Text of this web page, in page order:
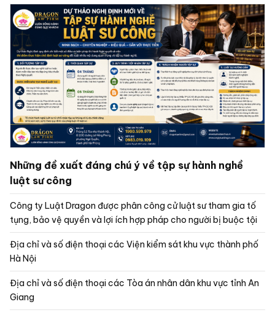
Những đề xuất đáng chú ý về tập sự hành nghề
luật sư công
Công ty Luật Dragon được phân công cử luật sư tham gia tố
tụng, bảo vệ quyền và lợi ích hợp pháp cho người bị buộc tội
Địa chỉ và số điện thoại các Viện kiểm sát khu vực thành phố
Hà Nội
Địa chỉ và số điện thoại các Tòa án nhân dân khu vực tỉnh An
Giang